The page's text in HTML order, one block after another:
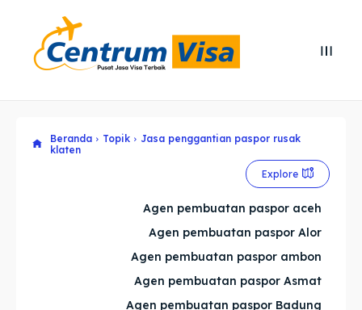
Explore our destinations
Explore our destinations
Beranda Topik
Jasa penggantian paspor rusak
klaten
Explore
Agen pembuatan paspor aceh
Agen pembuatan paspor Alor
Agen pembuatan paspor ambon
Agen pembuatan paspor Asmat
Agen pembuatan paspor Badung